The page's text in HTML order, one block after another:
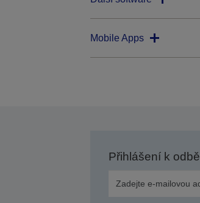
Mobile Apps
Přihlášení k